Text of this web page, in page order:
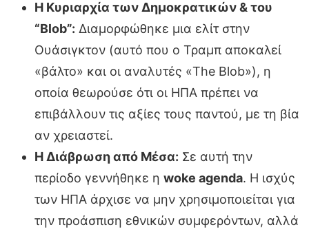
Η Κυριαρχία των Δημοκρατικών & του
“Blob”: Διαμορφώθηκε μια ελίτ στην
Ουάσιγκτον (αυτό που ο Τραμπ αποκαλεί
«βάλτο» και οι αναλυτές «The Blob»), η
οποία θεωρούσε ότι οι ΗΠΑ πρέπει να
επιβάλλουν τις αξίες τους παντού, με τη βία
αν χρειαστεί.
Η Διάβρωση από Μέσα: Σε αυτή την
περίοδο γεννήθηκε η woke agenda. Η ισχύς
των ΗΠΑ άρχισε να μην χρησιμοποιείται για
την προάσπιση εθνικών συμφερόντων, αλλά